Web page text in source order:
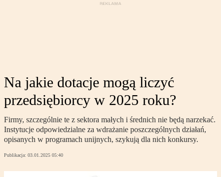
Na jakie dotacje mogą liczyć
przedsiębiorcy w 2025 roku?
Firmy, szczególnie te z sektora małych i średnich nie będą narzekać.
Instytucje odpowiedzialne za wdrażanie poszczególnych działań,
opisanych w programach unijnych, szykują dla nich konkursy.
Publikacja: 03.01.2025 05:40